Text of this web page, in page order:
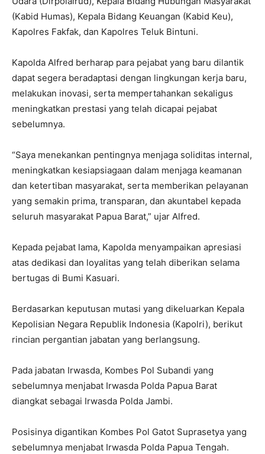
(Kabid Humas), Kepala Bidang Keuangan (Kabid Keu),
Kapolres Fakfak, dan Kapolres Teluk Bintuni.
Kapolda Alfred berharap para pejabat yang baru dilantik
dapat segera beradaptasi dengan lingkungan kerja baru,
melakukan inovasi, serta mempertahankan sekaligus
meningkatkan prestasi yang telah dicapai pejabat
sebelumnya.
“Saya menekankan pentingnya menjaga soliditas internal,
meningkatkan kesiapsiagaan dalam menjaga keamanan
dan ketertiban masyarakat, serta memberikan pelayanan
yang semakin prima, transparan, dan akuntabel kepada
seluruh masyarakat Papua Barat,” ujar Alfred.
Kepada pejabat lama, Kapolda menyampaikan apresiasi
atas dedikasi dan loyalitas yang telah diberikan selama
bertugas di Bumi Kasuari.
Berdasarkan keputusan mutasi yang dikeluarkan Kepala
Kepolisian Negara Republik Indonesia (Kapolri), berikut
rincian pergantian jabatan yang berlangsung.
Pada jabatan Irwasda, Kombes Pol Subandi yang
sebelumnya menjabat Irwasda Polda Papua Barat
diangkat sebagai Irwasda Polda Jambi.
Posisinya digantikan Kombes Pol Gatot Suprasetya yang
sebelumnya menjabat Irwasda Polda Papua Tengah.